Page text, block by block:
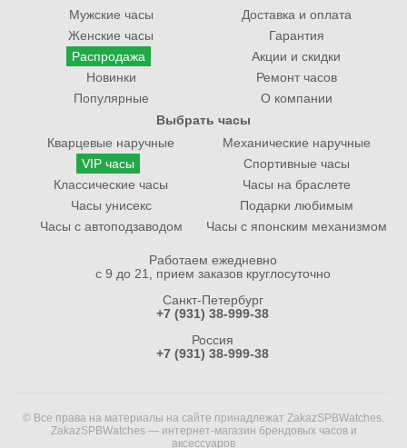
Выбрать часы
Работаем ежедневно
с 9 до 21, прием заказов круглосуточно
Санкт-Петербург
+7 (931) 38-999-38
Россия
+7 (931) 38-999-38
Кварцевые наручные
VIP часы
Классические часы
Часы унисекс
Часы с автоподзаводом
Доставка и оплата
Гарантия
Акции и скидки
Ремонт часов
О компании
Мужские часы
Женские часы
Распродажа
Новинки
Популярные
Механические наручные
Спортивные часы
Часы на браслете
Подарки любимым
Часы с японским механизмом
© Все права на материалы на сайте принадлежат ZakazSPBWatches.
ZakazSPBWatches — интернет-магазин брендовых часов и
аксессуаров